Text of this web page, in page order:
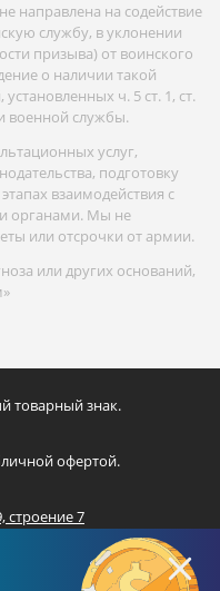
направлена на содействие
службу, в уклонении
призыва) от воинского
о наличии такой
ч. 5 ст. 1, ст.
военной службы.
услуг,
подготовку
взаимодействия с
органами. Мы не
или отсрочки от армии.
или других оснований,
строение 7
товарный знак.
офертой.